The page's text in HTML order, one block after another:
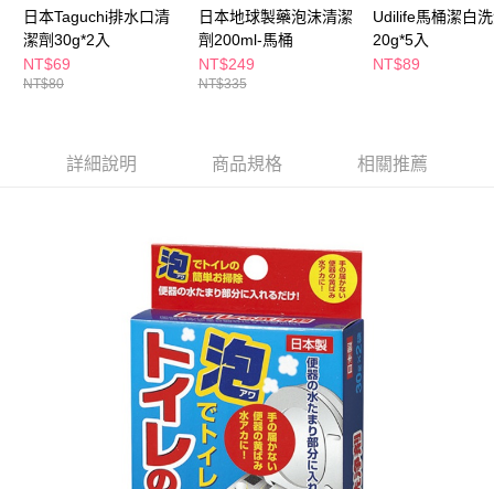
ATM／網路銀行／等多元方式進行付款，方視為交易完成。
※ 請注意：結帳手續完成當下不需立刻繳費，但若您需要取消訂單，請聯絡
購買商品的店家。未經商家同意取消之訂單仍視為有效，需透過AFTEE先享
後付繳納相關費用。
※ 交易是否成功請以「AFTEE先享後付 」之結帳頁面顯示為準，若有關於
【注意事項】
２．關於個人資料處理事宜，請瀏覽以下網址：
https://aftee.tw/terms/#terms3
３．未成年的使用者請事先徵得法定代理人或監護人之同意方可使用
「AFTEE先享後付」，若未經同意申辦者引起之損失，本公司不負相關責
４．使用「AFTEE先享後付」時，將依據個別帳號之用戶狀況，依本公司即
時審查核予不同之上限額度；若仍有額度不足之情形，本公司將視審查結果
請求用戶進行身份認證。
５．嚴禁一人註冊多個帳號或使用他人資訊註冊。若發現惡意使用之情形，
恩沛科技股份有限公司將有權停止該用戶之使用額度並採取法律行動。
萊爾富取貨付款
每筆NT$65，滿NT$490(含以上)免運費
付款後萊爾富取貨
7-11取貨付款
每筆NT$65，滿NT$490(含以上)免運費
每筆NT$100，滿NT$790(含以上)免運費
付款後寶雅門市自取(由倉庫統一出貨)
每筆NT$80，滿NT$290(含以上)免運費
日本Taguchi排水口清
潔劑30g*2入
NT$69
NT$80
日本地球製藥泡沫清潔
劑200ml-馬桶
NT$249
NT$335
Udilife馬桶潔白
20g*5入
NT$89
詳細說明 商品規格 相關推薦